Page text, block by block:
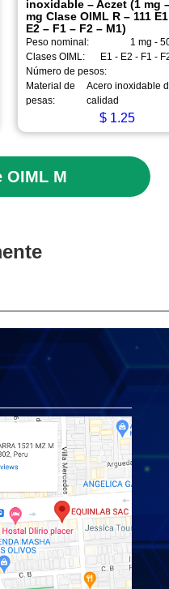
inoxidable – Aczet (1 mg
mg Clase OIML R – 111
E2 – F1 – F2 – M1)
Peso nominal:
1 mg -
Clases OIML:
E1 - E2 - F1 -
Número de pesos:
Material de
pesas:
Acero inoxidable
calidad
$ 1.25
OIML M